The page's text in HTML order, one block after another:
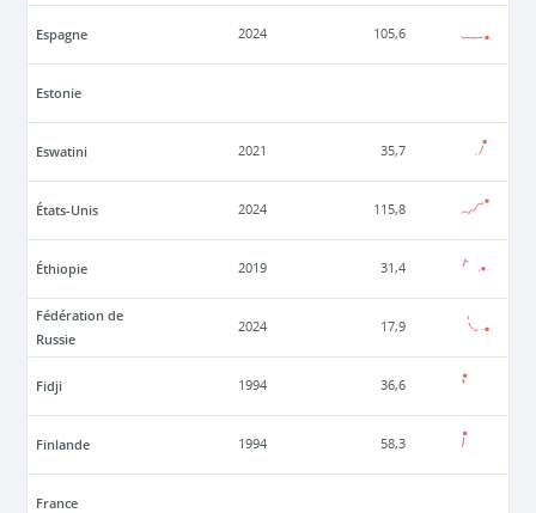
Espagne 2024 105,6
Estonie
Eswatini 2021 35,7
États-Unis 2024 115,8
Éthiopie 2019 31,4
Fédération de
Russie
2024 17,9
Fidji 1994 36,6
Finlande 1994 58,3
France